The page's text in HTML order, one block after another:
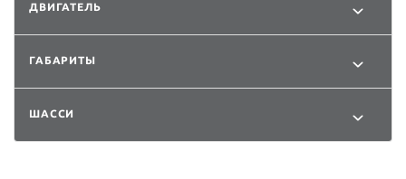
ДВИГАТЕЛЬ
ГАБАРИТЫ
ШАССИ